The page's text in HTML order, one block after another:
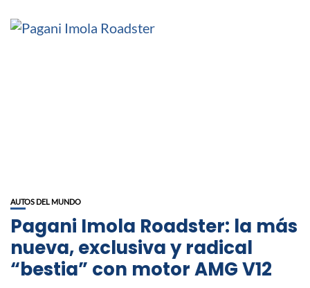
AUTOS DEL MUNDO
Pagani Imola Roadster: la más
nueva, exclusiva y radical
“bestia” con motor AMG V12